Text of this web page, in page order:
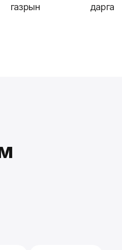
газрын дарга